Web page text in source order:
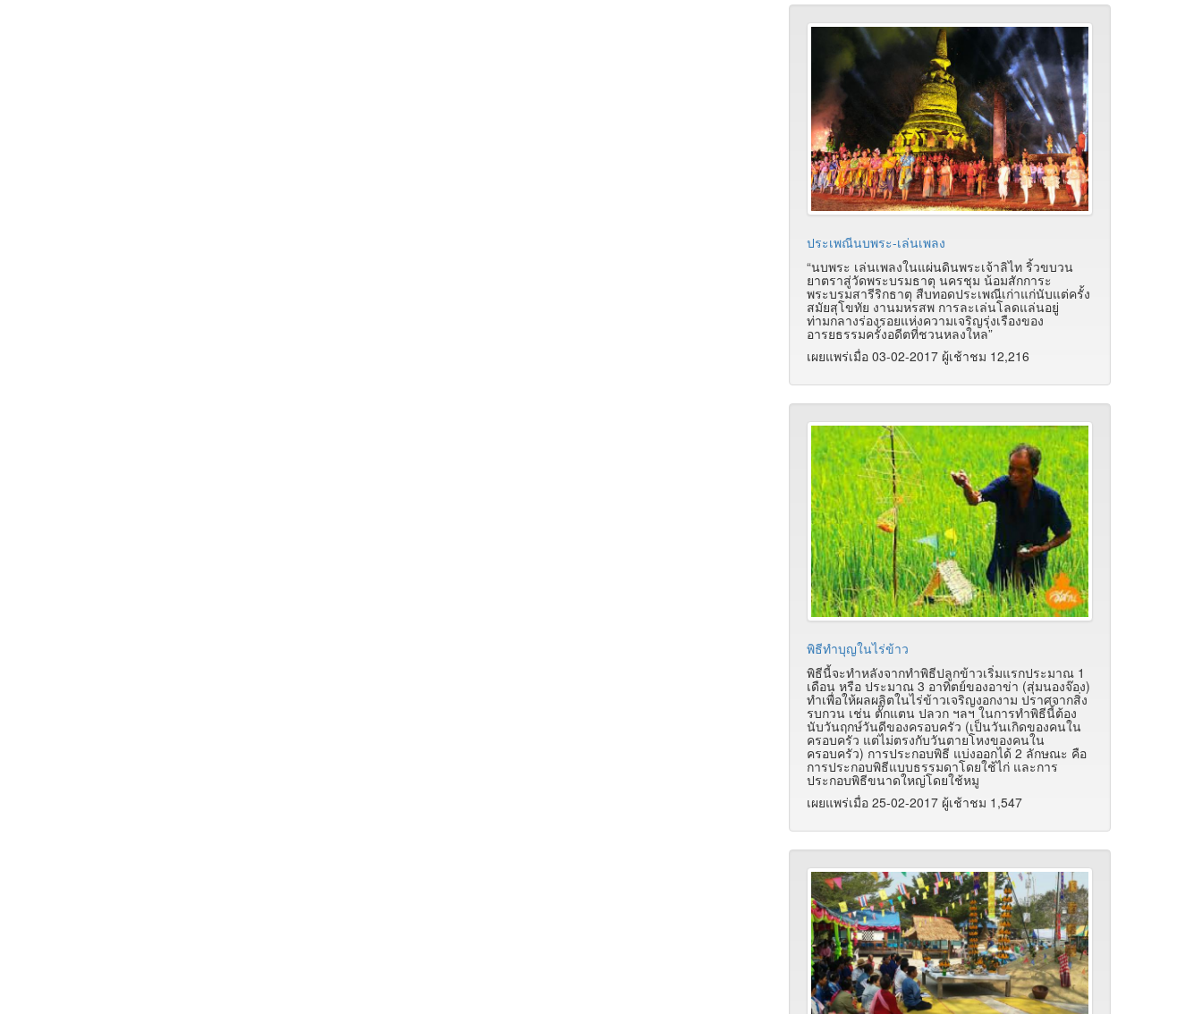
ประเพณีนบพระ-เล่นเพลง
“นบพระ เล่นเพลงในแผ่นดินพระเจ้าลิไท ริ้วขบวน
ยาตราสู่วัดพระบรมธาตุ นครชุม น้อมสักการะ
พระบรมสารีริกธาตุ สืบทอดประเพณีเก่าแก่นับแต่ครั้ง
สมัยสุโขทัย งานมหรสพ การละเล่นโลดแล่นอยู่
ท่ามกลางร่องรอยแห่งความเจริญรุ่งเรืองของ
อารยธรรมครั้งอดีตที่ชวนหลงใหล”
เผยแพร่เมื่อ 03-02-2017 ผู้เช้าชม 12,216
พิธีทำบุญในไร่ข้าว
พิธีนี้จะทำหลังจากทำพิธีปลูกข้าวเริ่มแรกประมาณ 1
เดือน หรือ ประมาณ 3 อาทิตย์ของอาข่า (สุ่มนองจ๊อง)
ทำเพื่อให้ผลผลิตในไร่ข้าวเจริญงอกงาม ปราศจากสิ่ง
รบกวน เช่น ตั๊กแตน ปลวก ฯลฯ ในการทำพิธีนี้ต้อง
นับวันฤกษ์วันดีของครอบครัว (เป็นวันเกิดของคนใน
ครอบครัว แต่ไม่ตรงกับวันตายโหงของคนใน
ครอบครัว) การประกอบพิธี แบ่งออกได้ 2 ลักษณะ คือ
การประกอบพิธีแบบธรรมดาโดยใช้ไก่ และการ
ประกอบพิธีขนาดใหญ่โดยใช้หมู
เผยแพร่เมื่อ 25-02-2017 ผู้เช้าชม 1,547